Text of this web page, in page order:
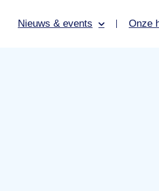
Nieuws & events Onze